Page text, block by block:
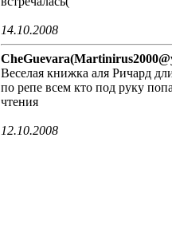
14.10.2008
Веселая книжка аля Ричард
по репе всем кто под руку
чтения
12.10.2008